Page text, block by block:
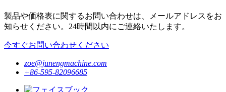
製品や価格表に関するお問い合わせは、メールアドレスをお
知らせください。24時間以内にご連絡いたします。
今すぐお問い合わせください
zoe@junengmachine.com
+86-595-82096685